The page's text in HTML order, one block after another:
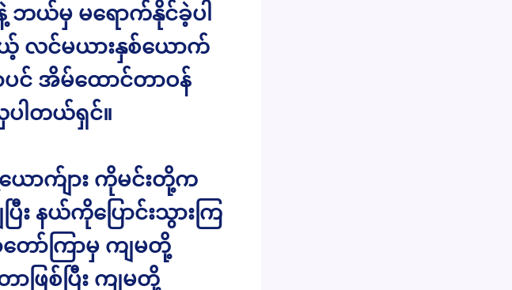
ဘယ်မှ မရောက်နိုင်ခဲ့ပါ
ယ့် လင်မယားနှစ်ယောက်
င် အိမ်ထောင်တာဝန်
ပါတယ်ရှင်။
ောက်ျား ကိုမင်းတို့က
နယ်ကိုပြောင်းသွားကြ
တော်ကြာမှ ကျမတို့
ဖြစ်ပြီး ကျမတို့